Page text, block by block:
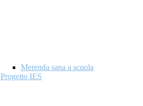
Merenda sana a scuola
Progetto IES